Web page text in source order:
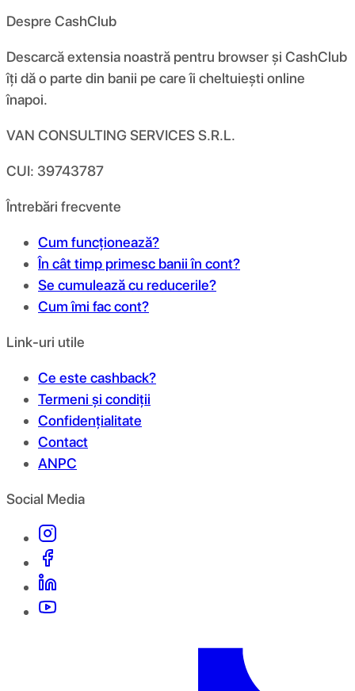
Despre CashClub
Descarcă extensia noastră pentru browser și CashClub
îți dă o parte din banii pe care îi cheltuiești online
înapoi.
VAN CONSULTING SERVICES S.R.L.
CUI: 39743787
Întrebări frecvente
Cum funcționează?
În cât timp primesc banii în cont?
Se cumulează cu reducerile?
Cum îmi fac cont?
Link-uri utile
Ce este cashback?
Termeni și condiții
Confidențialitate
Contact
ANPC
Social Media